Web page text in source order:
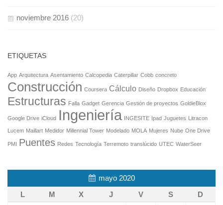
noviembre 2016 (20)
ETIQUETAS
App Arquitectura Asentamiento Calcopedia Caterpillar Cobb concreto
Construcción Coursera Cálculo Diseño Dropbox Educación
Estructuras Falla Gadget Gerencia Gestión de proyectos GoldieBlox
Google Drive iCloud Ingeniería INGESITE Ipad Juguetes Litracon
Lucem Maillart Medidor Millennial Tower Modelado MOLA Mujeres Nube One Drive
PMI Puentes Redes Tecnología Terremoto translúcido UTEC WaterSeer
mayo 2020
L
M X J V S
D